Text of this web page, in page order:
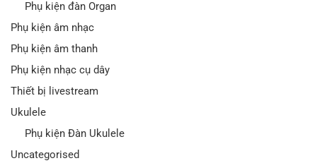
Phụ kiện đàn Organ
Phụ kiện âm nhạc
Phụ kiện âm thanh
Phụ kiện nhạc cụ dây
Thiết bị livestream
Ukulele
Phụ kiện Đàn Ukulele
Uncategorised